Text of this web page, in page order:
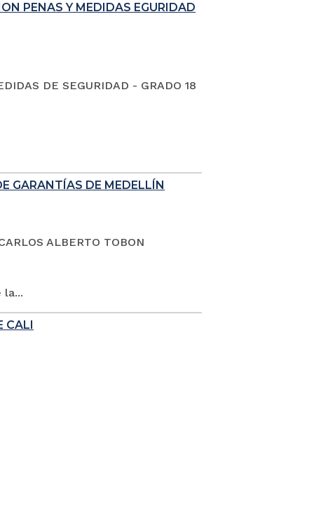
PENAS Y MEDIDAS EGURIDAD
DE SEGURIDAD - GRADO 18
GARANTÍAS DE MEDELLÍN
ALBERTO TOBON
la...
CALI